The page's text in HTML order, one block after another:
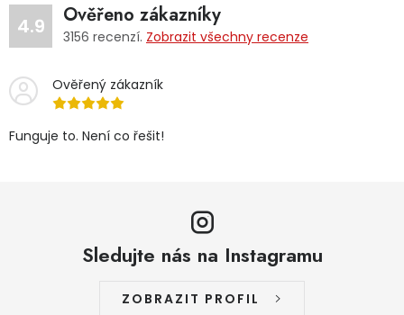
4.9 Ověřeno zákazníky
3156 recenzí. Zobrazit všechny recenze
Ověřený zákazník
Funguje to. Není co řešit!
Sledujte nás na Instagramu
ZOBRAZIT PROFIL